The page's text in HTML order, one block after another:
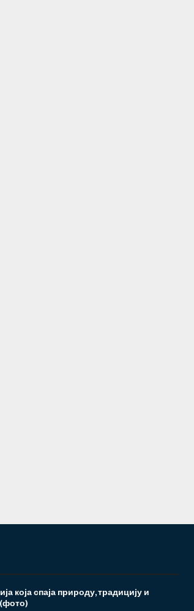
која спаја природу, традицију и